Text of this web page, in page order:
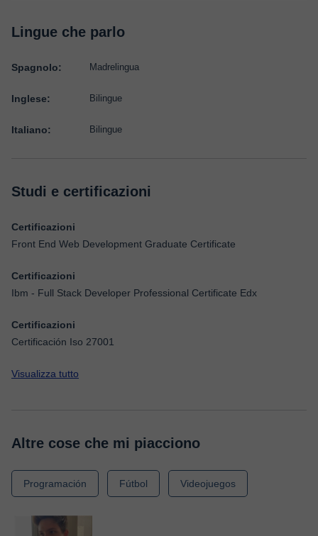
Lingue che parlo
Spagnolo: Madrelingua
Inglese: Bilingue
Italiano: Bilingue
Studi e certificazioni
Certificazioni
Front End Web Development Graduate Certificate
Certificazioni
Ibm - Full Stack Developer Professional Certificate Edx
Certificazioni
Certificación Iso 27001
Visualizza tutto
Altre cose che mi piacciono
Programación Fútbol Videojuegos